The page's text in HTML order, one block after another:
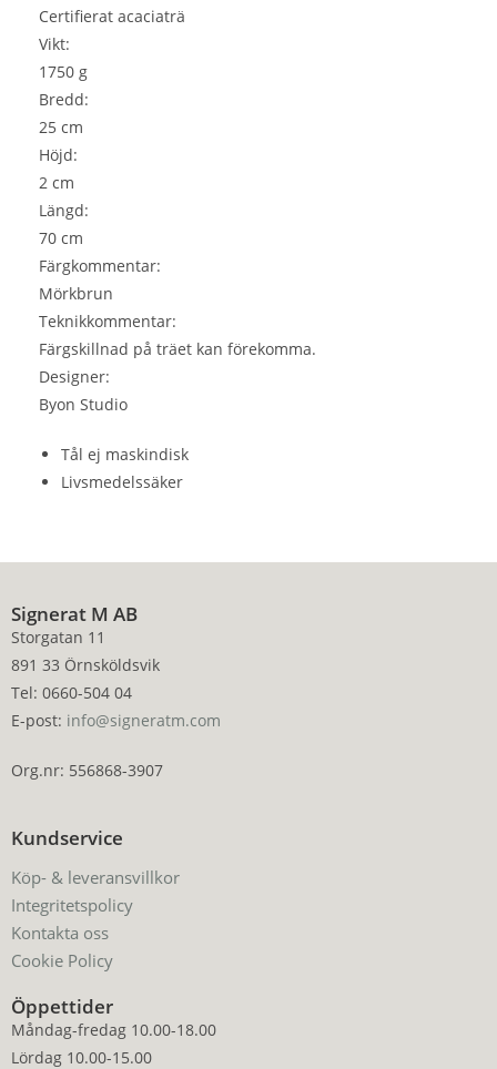
Certifierat acaciaträ
Vikt:
1750 g
Bredd:
25 cm
Höjd:
2 cm
Längd:
70 cm
Färgkommentar:
Mörkbrun
Teknikkommentar:
Färgskillnad på träet kan förekomma.
Designer:
Byon Studio
Tål ej maskindisk
Livsmedelssäker
Signerat M AB
Storgatan 11
891 33 Örnsköldsvik
Tel: 0660-504 04
E-post: info@signeratm.com
Org.nr: 556868-3907
Kundservice
Köp- & leveransvillkor
Integritetspolicy
Kontakta oss
Cookie Policy
Öppettider
Måndag-fredag 10.00-18.00
Lördag 10.00-15.00